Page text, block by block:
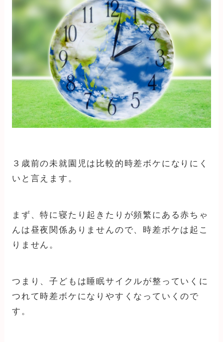
３歳前の未就園児は比較的時差ボケになりにく
いと言えます。
まず、特に寝たり起きたりが頻繁にある赤ちゃ
んは昼夜関係ありませんので、時差ボケは起こ
りません。
つまり、子どもは睡眠サイクルが整っていくに
つれて時差ボケになりやすくなっていくので
す。